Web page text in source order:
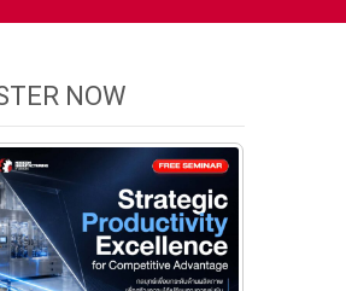
NOW